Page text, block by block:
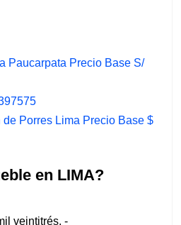
Paucarpata Precio Base S/
Porres Lima Precio Base $
en LIMA?
veintitrés. -